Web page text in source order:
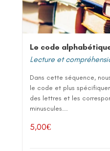
Le code
Lecture et
Dans cette séquence,
le code et plus
des lettres et les
minuscules...
5,00€